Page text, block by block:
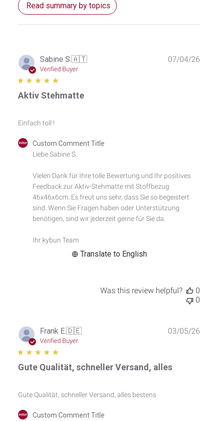
Read summary by topics
Sabine S. 🇦🇹
Verified Buyer
Aktiv Stehmatte
Einfach toll !
Comments
Review
Custom
Comment
Custom Comment Title
Liebe Sabine S.
Vielen Dank für Ihre tolle Bewertung und Ihr positives
Feedback zur Aktiv-Stehmatte mit Stoffbezug
46x46x6cm. Es freut uns sehr, dass Sie so begeistert
sind. Wenn Sie Fragen haben oder Unterstützung
benötigen, sind wir jederzeit gerne für Sie da.
Ihr kybun Team
Translate to English
07/04/26
Was this review helpful?
0
0
Frank E.🇩🇪
Verified Buyer
Gute Qualität, schneller Versand, alles
Gute Qualität, schneller Versand, alles bestens
Comments
Custom Comment Title
03/05/26